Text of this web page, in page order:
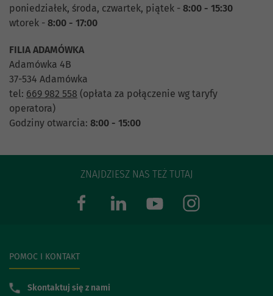
poniedziałek, środa, czwartek, piątek - 8:00 - 15:30
wtorek - 8:00 - 17:00
FILIA ADAMÓWKA
Adamówka 4B
37-534 Adamówka
tel: 669 982 558 (opłata za połączenie wg taryfy
operatora)
Godziny otwarcia: 8:00 - 15:00
ZNAJDZIESZ NAS TEŻ TUTAJ
POMOC I KONTAKT
Skontaktuj się z nami